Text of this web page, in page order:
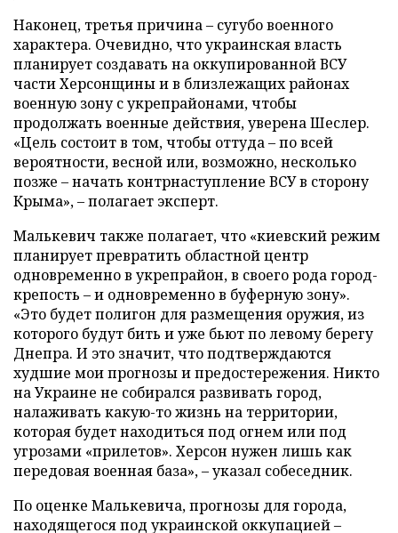
Наконец, третья причина – сугубо военного
характера. Очевидно, что украинская власть
планирует создавать на оккупированной ВСУ
части Херсонщины и в близлежащих районах
военную зону с укрепрайонами, чтобы
продолжать военные действия, уверена Шеслер.
«Цель состоит в том, чтобы оттуда – по всей
вероятности, весной или, возможно, несколько
позже – начать контрнаступление ВСУ в сторону
Крыма», – полагает эксперт.
Малькевич также полагает, что «киевский режим
планирует превратить областной центр
одновременно в укрепрайон, в своего рода город-
крепость – и одновременно в буферную зону».
«Это будет полигон для размещения оружия, из
которого будут бить и уже бьют по левому берегу
Днепра. И это значит, что подтверждаются
худшие мои прогнозы и предостережения. Никто
на Украине не собирался развивать город,
налаживать какую-то жизнь на территории,
которая будет находиться под огнем или под
угрозами «прилетов». Херсон нужен лишь как
передовая военная база», – указал собеседник.
По оценке Малькевича, прогнозы для города,
находящегося под украинской оккупацией –